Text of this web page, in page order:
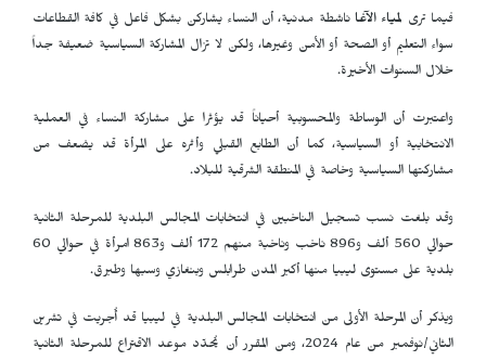
فيما ترى لمياء الآغاناشطة مدنية، أن النساء يشاركن بشكل فاعل في كافة القطاعات
سواء التعليم أو الصحة أو الأمن وغيرها، ولكن لا تزال المشاركة السياسية ضعيفة جداً
خلال السنوات الأخيرة.
واعتبرت أن الوساطة والمحسوبية أحياناً قد يؤثرا على مشاركة النساء في العملية
الانتخابية أو السياسية، كما أن الطابع القبلي وأثره على المرأة قد يضعف من
مشاركتها السياسية وخاصة في المنطقة الشرقية للبلاد.
وقد بلغت نسب تسجيل الناخبين في انتخابات المجالس البلدية للمرحلة الثانية
حوالي 560 ألف و896 ناخب وناخبة منهم 172 ألف و863 امرأة في حوالي 60
بلدية على مستوى ليبيا منها أكبر المدن طرابلس وبنغازي وسبها وطبرق.
ويذكر أن المرحلة الأولى من انتخابات المجالس البلدية في ليبيا قد أُجريت في تشرين
الثاني/نوفمبر من عام 2024، ومن المقرر أن يُحدّد موعد الاقتراع للمرحلة الثانية